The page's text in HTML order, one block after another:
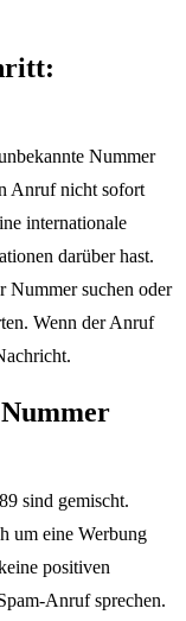
Nummer
Anruf nicht sofort
internationale
darüber hast.
Nummer suchen oder
Wenn der Anruf
Nummer
sind gemischt.
um eine Werbung
positiven
Anruf sprechen.